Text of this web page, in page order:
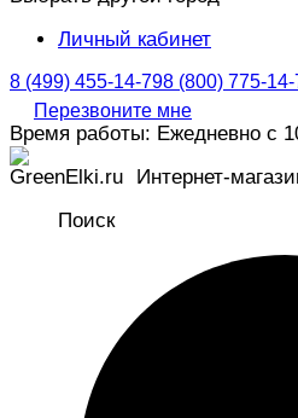
Личный кабинет
8 (499) 455-14-798 (800) 775-
Перезвоните мне
Время работы: Ежедневно с
Интернет-
Поиск